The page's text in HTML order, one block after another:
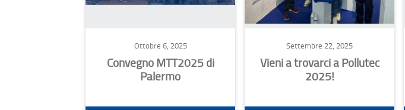
Ottobre 6, 2025
Convegno MTT2025 di
Palermo
Settembre 22, 2025
Vieni a trovarci a Pollutec
2025!